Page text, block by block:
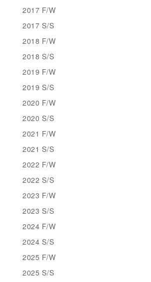
2017 F/W
2017 S/S
2018 F/W
2018 S/S
2019 F/W
2019 S/S
2020 F/W
2020 S/S
2021 F/W
2021 S/S
2022 F/W
2022 S/S
2023 F/W
2023 S/S
2024 F/W
2024 S/S
2025 F/W
2025 S/S